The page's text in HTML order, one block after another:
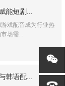
能短剧...
戏配音成为行业热
场需...
韩语配...